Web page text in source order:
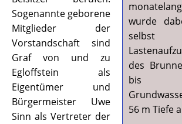
wurde
selbst
des
bis
56 m Tiefe
Sogenannte geborene
Mitglieder der
Vorstandschaft sind
Graf von und zu
Egloffstein als
Eigentümer und
Bürgermeister Uwe
Sinn als Vertreter der